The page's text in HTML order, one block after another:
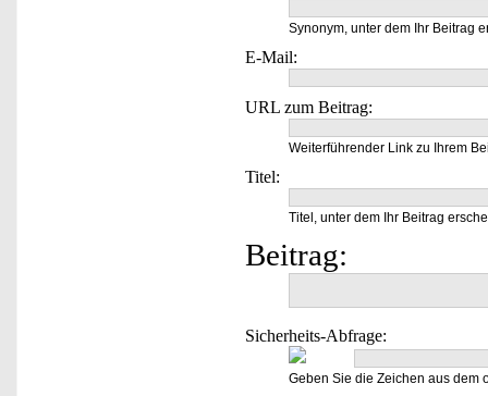
Synonym, unter dem Ihr Beitrag
E-Mail:
URL zum Beitrag:
Weiterführender Link zu Ihrem
Titel:
Titel, unter dem Ihr Beitrag
Beitrag:
Sicherheits-Abfrage:
Geben Sie die Zeichen aus dem